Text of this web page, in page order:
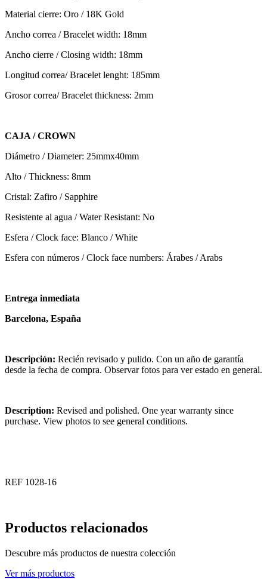
Material cierre: Oro / 18K Gold
Ancho correa / Bracelet width: 18mm
Ancho cierre / Closing width: 18mm
Longitud correa/ Bracelet lenght: 185mm
Grosor correa/ Bracelet thickness: 2mm
CAJA / CROWN
Diámetro / Diameter: 25mmx40mm
Alto / Thickness: 8mm
Cristal: Zafiro / Sapphire
Resistente al agua / Water Resistant: No
Esfera / Clock face: Blanco / White
Esfera con números / Clock face numbers: Árabes / Arabs
Entrega inmediata
Barcelona, España
Descripción: Recién revisado y pulido. Con un año de garantía
desde la fecha de compra. Observar fotos para ver estado en general.
Description: Revised and polished. One year warranty since
purchase. View photos to see general conditions.
REF 1028-16
Productos relacionados
Descubre más productos de nuestra colección
Ver más productos